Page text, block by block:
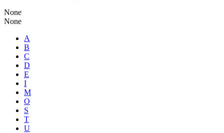
None
None
A
B
C
D
E
I
M
O
S
T
U